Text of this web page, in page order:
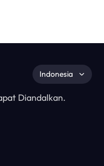
Diandalkan.
Indonesia